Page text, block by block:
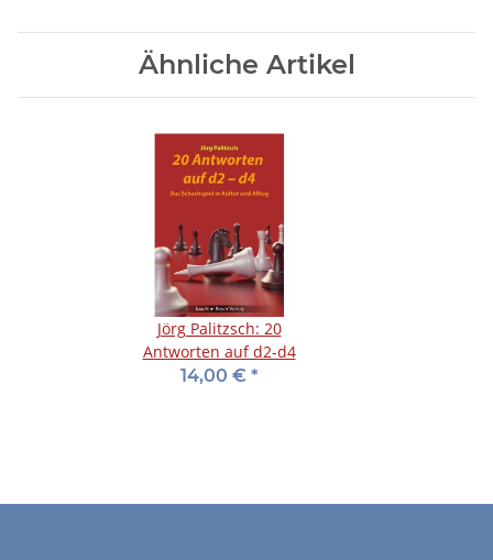
Ähnliche Artikel
Jörg Palitzsch: 20
Antworten auf d2-d4
14,00 € *